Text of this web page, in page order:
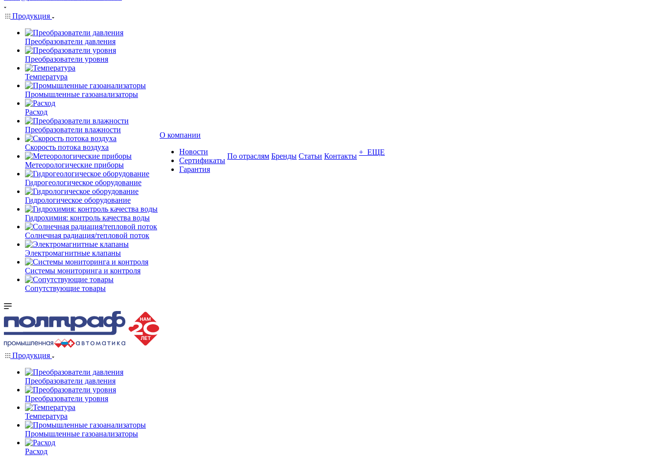
Продукция
Преобразователи давления
Преобразователи уровня
Температура
Промышленные газоанализаторы
Расход
Преобразователи влажности
Скорость потока воздуха
Метеорологические приборы
Гидрогеологическое оборудование
Гидрологическое оборудование
Гидрохимия: контроль качества воды
Солнечная радиация/тепловой поток
Электромагнитные клапаны
Системы мониторинга и контроля
Сопутствующие товары
О компании
Новости
Сертификаты
Гарантия
По отраслям Бренды Статьи Контакты + ЕЩЕ
Продукция
Преобразователи давления
Преобразователи уровня
Температура
Промышленные газоанализаторы
Расход